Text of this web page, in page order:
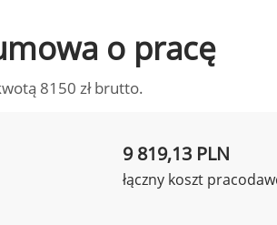
o pracę
8150 zł brutto.
9 819,13 PLN
łączny koszt